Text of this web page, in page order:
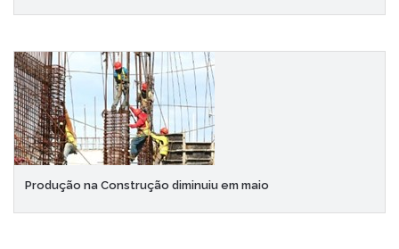
Produção na Construção diminuiu em maio